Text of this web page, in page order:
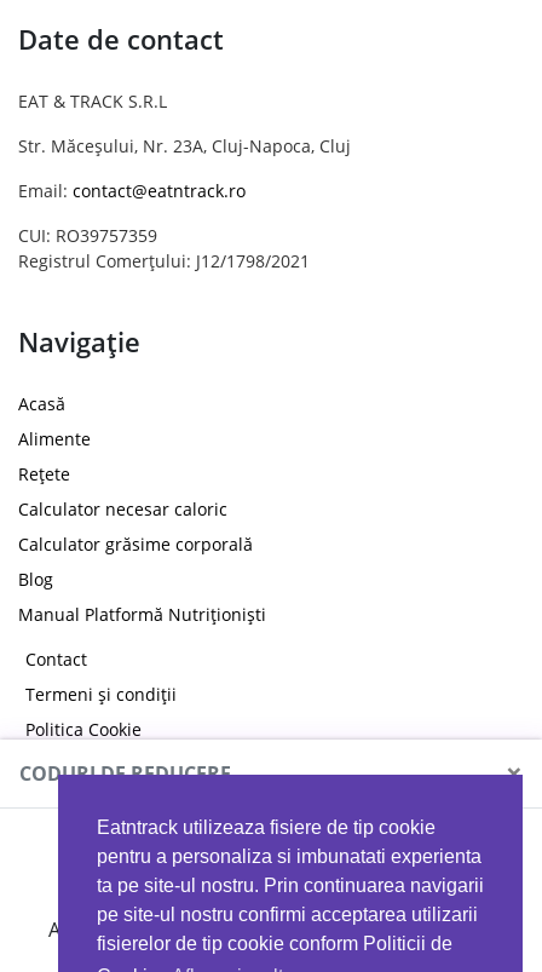
Eatntrack utilizeaza fisiere de tip cookie
pentru a personaliza si imbunatati experienta
ta pe site-ul nostru. Prin continuarea navigarii
pe site-ul nostru confirmi acceptarea utilizarii
fisierelor de tip cookie conform Politicii de
Date de contact
EAT & TRACK S.R.L
Str. Măceșului, Nr. 23A, Cluj-Napoca, Cluj
Email: contact@eatntrack.ro
CUI: RO39757359
Registrul Comerțului: J12/1798/2021
Navigație
Acasă
Alimente
Rețete
Calculator necesar caloric
Calculator grăsime corporală
Blog
Manual Platformă Nutriționiști
Contact
Termeni și condiții
Politica Cookie
Politica de confidențialitate
CODURI DE REDUCERE ×
MYPROTEIN
Ai 40%reducere la orice comandă folosind codul
EATTRACK